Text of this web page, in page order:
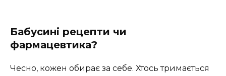
Бабусині рецепти чи
фармацевтика?
Чесно, кожен обирає за себе. Хтось тримається